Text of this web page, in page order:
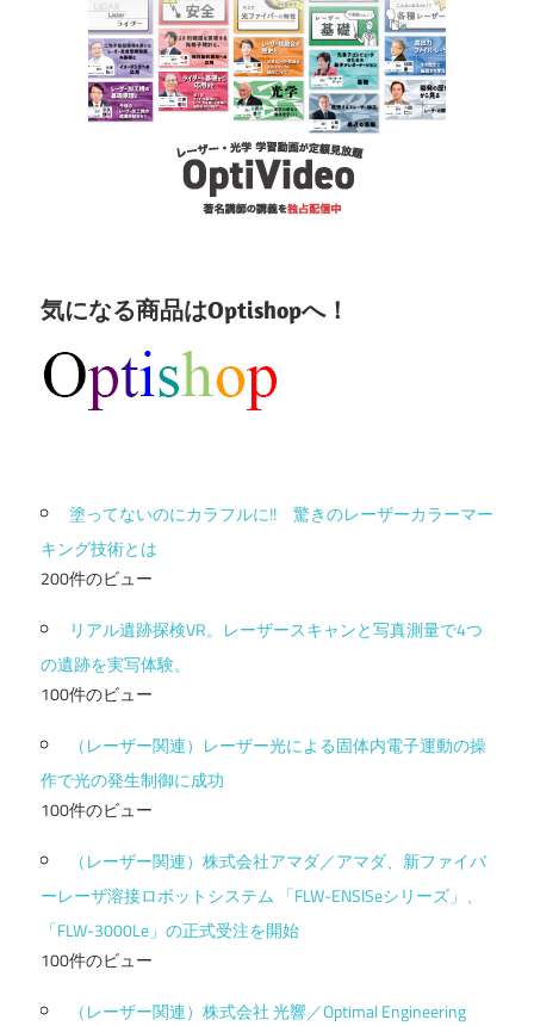
気になる商品はOptishopへ！
塗ってないのにカラフルに!! 驚きのレーザーカラーマー
キング技術とは
200件のビュー
リアル遺跡探検VR。レーザースキャンと写真測量で4つ
の遺跡を実写体験。
100件のビュー
（レーザー関連）レーザー光による固体内電子運動の操
作で光の発生制御に成功
100件のビュー
（レーザー関連）株式会社アマダ／アマダ、新ファイバ
ーレーザ溶接ロボットシステム 「FLW-ENSISeシリーズ」、
「FLW-3000Le」の正式受注を開始
100件のビュー
（レーザー関連）株式会社 光響／Optimal Engineering